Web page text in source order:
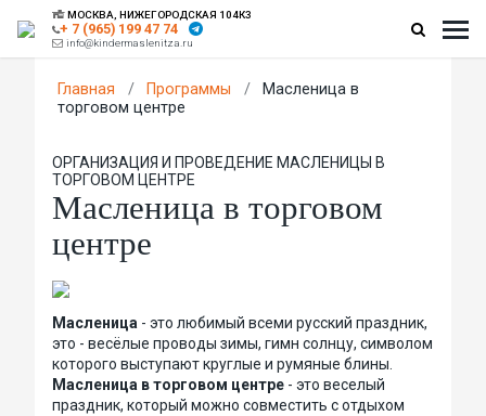
МОСКВА, НИЖЕГОРОДСКАЯ 104К3
+ 7 (965) 199 47 74
info@kindermaslenitza.ru
Главная / Программы /
Масленица в
торговом центре
ОРГАНИЗАЦИЯ И ПРОВЕДЕНИЕ МАСЛЕНИЦЫ В
ТОРГОВОМ ЦЕНТРЕ
Масленица в торговом
центре
Масленица - это любимый всеми русский праздник,
это - весёлые проводы зимы, гимн солнцу, символом
которого выступают круглые и румяные блины.
Масленица в торговом центре - это веселый
праздник, который можно совместить с отдыхом